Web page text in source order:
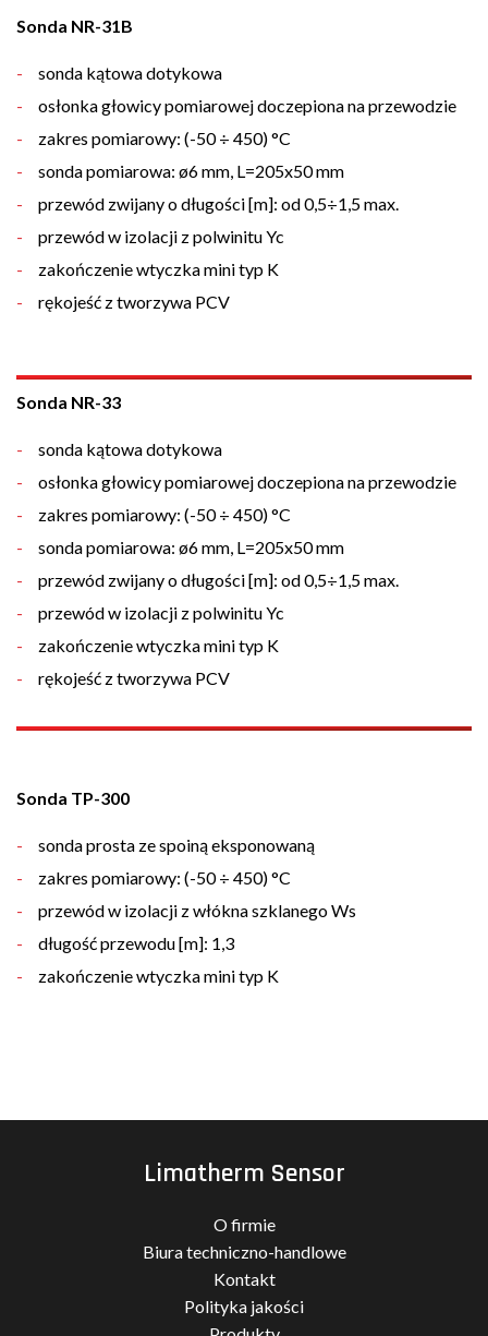
Sonda NR-31B
sonda kątowa dotykowa
osłonka głowicy pomiarowej doczepiona na przewodzie
zakres pomiarowy: (-50 ÷ 450) °C
sonda pomiarowa: ø6 mm, L=205x50 mm
przewód zwijany o długości [m]: od 0,5÷1,5 max.
przewód w izolacji z polwinitu Yc
zakończenie wtyczka mini typ K
rękojeść z tworzywa PCV
Sonda NR-33
sonda kątowa dotykowa
osłonka głowicy pomiarowej doczepiona na przewodzie
zakres pomiarowy: (-50 ÷ 450) °C
sonda pomiarowa: ø6 mm, L=205x50 mm
przewód zwijany o długości [m]: od 0,5÷1,5 max.
przewód w izolacji z polwinitu Yc
zakończenie wtyczka mini typ K
rękojeść z tworzywa PCV
Sonda TP-300
sonda prosta ze spoiną eksponowaną
zakres pomiarowy: (-50 ÷ 450) °C
przewód w izolacji z włókna szklanego Ws
długość przewodu [m]: 1,3
zakończenie wtyczka mini typ K
Limatherm Sensor
O firmie
Biura techniczno-handlowe
Kontakt
Polityka jakości